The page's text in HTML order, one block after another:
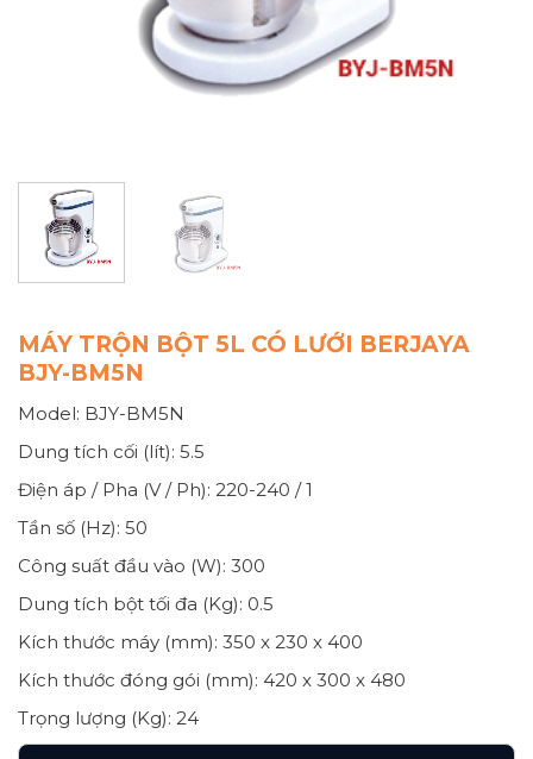
MÁY TRỘN BỘT 5L CÓ LƯỚI BERJAYA
BJY-BM5N
Model: BJY-BM5N
Dung tích cối (lít): 5.5
Điện áp / Pha (V / Ph): 220-240 / 1
Tần số (Hz): 50
Công suất đầu vào (W): 300
Dung tích bột tối đa (Kg): 0.5
Kích thước máy (mm): 350 x 230 x 400
Kích thước đóng gói (mm): 420 x 300 x 480
Trọng lượng (Kg): 24